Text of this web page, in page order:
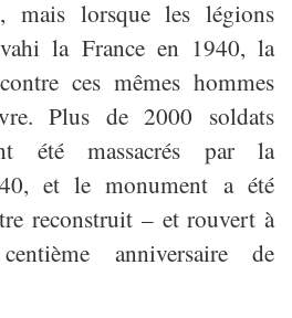
mais lorsque les légions
la France en 1940, la
ces mêmes hommes
Plus de 2000 soldats
été massacrés par la
et le monument a été
reconstruit – et rouvert à
anniversaire de